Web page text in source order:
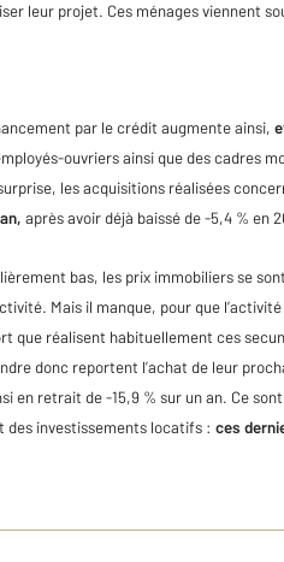
leur projet. Ces ménages viennent
par le crédit augmente ainsi,
ouvriers ainsi que des cadres
les acquisitions réalisées
après avoir déjà baissé de -5,4 % en
bas, les prix immobiliers se
Mais il manque, pour que
que réalisent habituellement ces
donc reportent l’achat de leur
en retrait de -15,9 % sur un an. Ce sont
investissements locatifs : ces